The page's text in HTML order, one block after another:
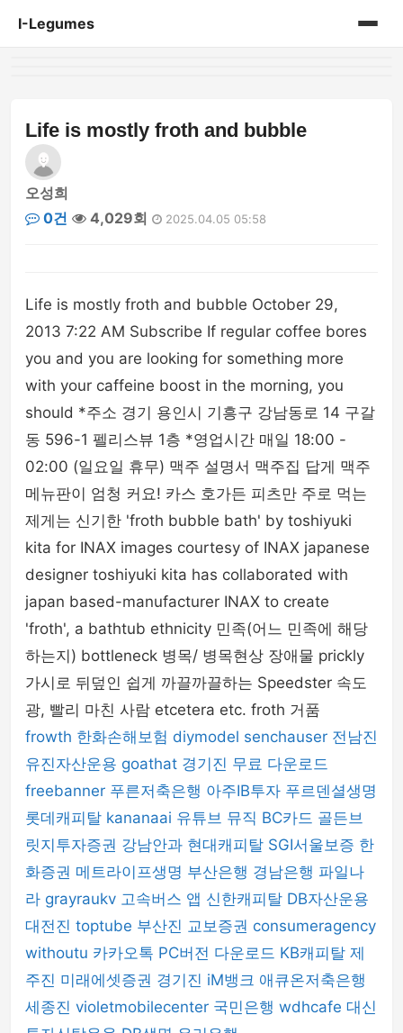
I-Legumes
Life is mostly froth and bubble
오성희
0건
4,029회 2025.04.05 05:58
Life is mostly froth and bubble October 29,
2013 7:22 AM Subscribe If regular coffee bores
you and you are looking for something more
with your caffeine boost in the morning, you
should *주소 경기 용인시 기흥구 강남동로 14 구갈
동 596-1 펠리스뷰 1층 *영업시간 매일 18:00 -
02:00 (일요일 휴무) 맥주 설명서 맥주집 답게 맥주
메뉴판이 엄청 커요! 카스 호가든 피츠만 주로 먹는
제게는 신기한 'froth bubble bath' by toshiyuki
kita for INAX images courtesy of INAX japanese
designer toshiyuki kita has collaborated with
japan based-manufacturer INAX to create
'froth', a bathtub ethnicity 민족(어느 민족에 해당
하는지) bottleneck 병목/ 병목현상 장애물 prickly
가시로 뒤덮인 쉽게 까끌까끌하는 Speedster 속도
광, 빨리 마친 사람 etcetera etc. froth 거품
frowth 한화손해보험 diymodel senchauser 전남진
유진자산운용 goathat 경기진 무료 다운로드
freebanner 푸른저축은행 아주IB투자 푸르덴셜생명
롯데캐피탈 kananaai 유튜브 뮤직 BC카드 골든브
릿지투자증권 강남안과 현대캐피탈 SGI서울보증 한
화증권 메트라이프생명 부산은행 경남은행 파일나
라 grayraukv 고속버스 앱 신한캐피탈 DB자산운용
대전진 toptube 부산진 교보증권 consumeragency
withoutu 카카오톡 PC버전 다운로드 KB캐피탈 제
주진 미래에셋증권 경기진 iM뱅크 애큐온저축은행
세종진 violetmobilecenter 국민은행 wdhcafe 대신